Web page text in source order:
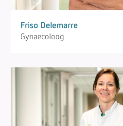
Friso Delemarre
Gynaecoloog